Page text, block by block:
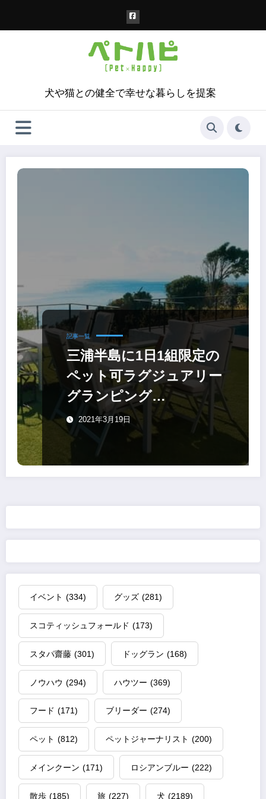
犬や猫との健全で幸せな暮らしを提案
記事一覧
三浦半島に1日1組限定の
ペット可ラグジュアリー
グランピング
「MOROISOSO」がオー
2021年3月19日
イベント (334) グッズ (281)
スコティッシュフォールド (173)
スタパ齋藤 (301) ドッグラン (168)
ノウハウ (294) ハウツー (369)
フード (171) ブリーダー (274)
ペット (812) ペットジャーナリスト (200)
メインクーン (171) ロシアンブルー (222)
散歩 (185) 旅 (227) 犬 (2189)